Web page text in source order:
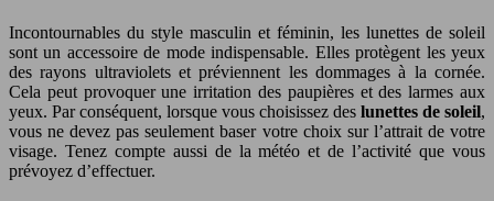
Incontournables du style masculin et féminin, les lunettes de soleil
sont un accessoire de mode indispensable. Elles protègent les yeux
des rayons ultraviolets et préviennent les dommages à la cornée.
Cela peut provoquer une irritation des paupières et des larmes aux
yeux. Par conséquent, lorsque vous choisissez des lunettes de soleil,
vous ne devez pas seulement baser votre choix sur l’attrait de votre
visage. Tenez compte aussi de la météo et de l’activité que vous
prévoyez d’effectuer.